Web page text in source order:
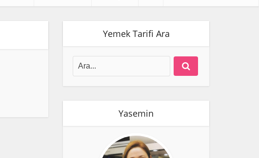
Yemek Tarifi Ara
Yasemin